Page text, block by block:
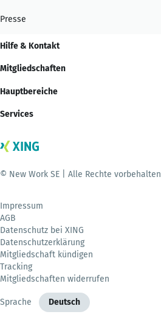
Presse
Hilfe & Kontakt
Mitgliedschaften
Hauptbereiche
Services
© New Work SE | Alle Rechte vorbehalten
Impressum
AGB
Datenschutz bei XING
Datenschutzerklärung
Mitgliedschaft kündigen
Tracking
Mitgliedschaften widerrufen
Sprache Deutsch